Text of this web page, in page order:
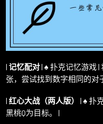
| 记忆配对| ♠️ 扑克记忆游戏
张，尝试找到数字相同的对
| 红心大战（两人版）
| ♠️ 扑
黑桃Q为目标。 |